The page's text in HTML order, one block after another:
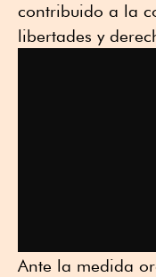
contribuido a la
libertades y
Ante la medida